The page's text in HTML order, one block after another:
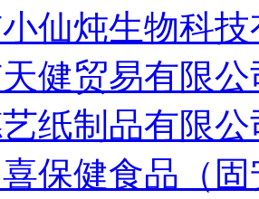
仙炖生物科
健贸易有限公
纸制品有限公
保健食品（